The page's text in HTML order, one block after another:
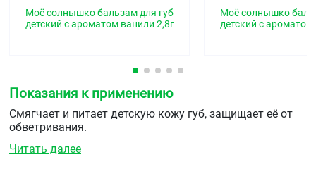
Моё солнышко бальзам для губ
детский с ароматом ванили 2,8г
Моё солнышко
детский с ароматом
Показания к применению
Смягчает и питает детскую кожу губ, защищает её от
обветривания.
Читать далее